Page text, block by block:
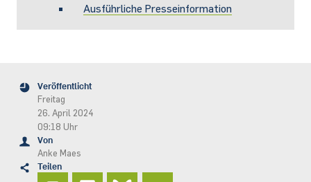
Ausführliche Presseinformation
Veröffentlicht
Freitag
26. April 2024
09:18 Uhr
Von
Anke Maes
Teilen